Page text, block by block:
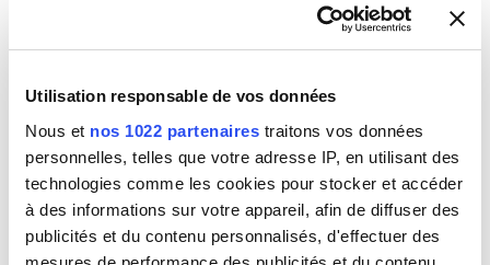
Utilisation responsable de vos données
Nous et nos 1022 partenaires traitons vos données
personnelles, telles que votre adresse IP, en utilisant des
technologies comme les cookies pour stocker et accéder
à des informations sur votre appareil, afin de diffuser des
publicités et du contenu personnalisés, d'effectuer des
PROBTP
95470 Fosses
Activité(s) : Plomberie